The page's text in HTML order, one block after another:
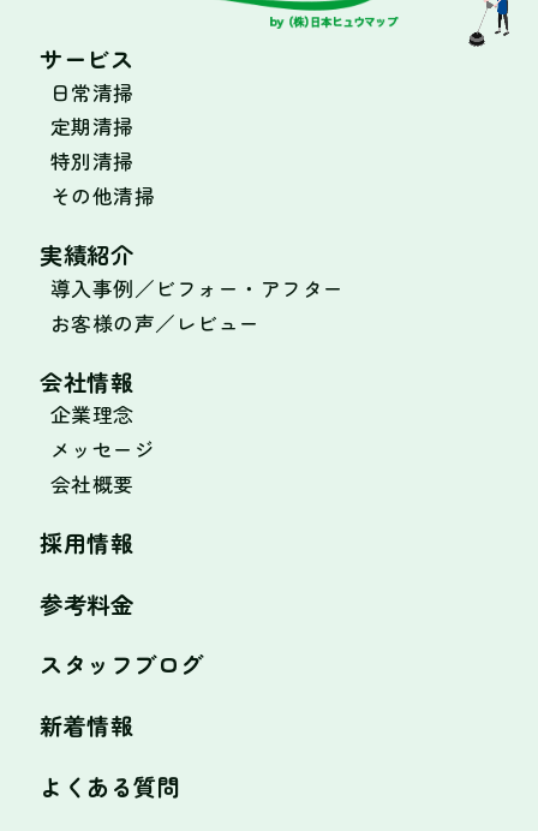
サービス
日常清掃
定期清掃
特別清掃
その他清掃
実績紹介
導入事例／ビフォー・アフター
お客様の声／レビュー
会社情報
企業理念
メッセージ
会社概要
採用情報
参考料金
スタッフブログ
新着情報
よくある質問